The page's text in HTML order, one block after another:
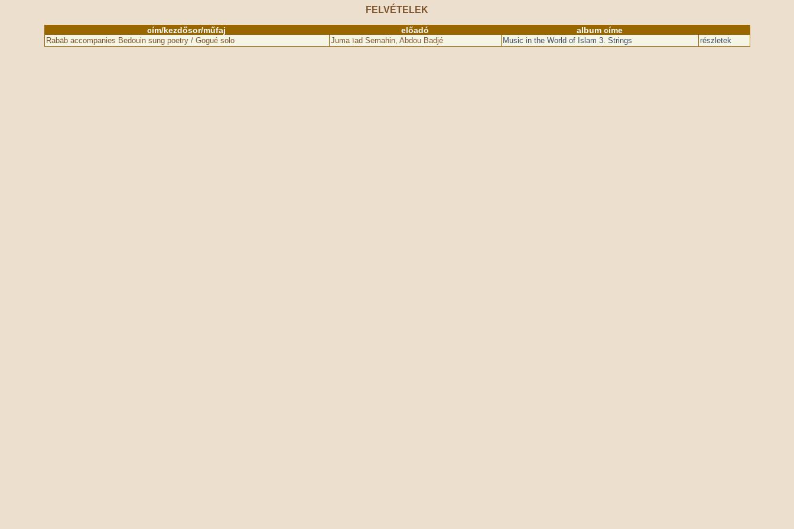
FELVÉTELEK
cím/kezdősor/műfaj előadó album címe
Rabāb accompanies Bedouin sung poetry / Gogué solo Juma īad Semahin, Abdou Badjé Music in the World of Islam 3. Strings részletek